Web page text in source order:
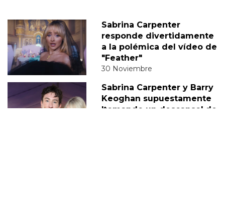
Sabrina Carpenter
responde divertidamente
a la polémica del vídeo de
"Feather"
30 Noviembre
Sabrina Carpenter y Barry
Keoghan supuestamente
'tomando un descanso' de